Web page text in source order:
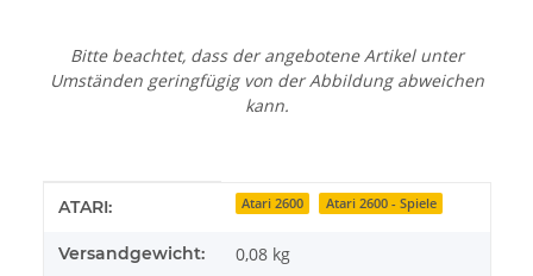
Bitte beachtet, dass der angebotene Artikel unter
Umständen geringfügig von der Abbildung abweichen
kann.
Produkteigenschaft
Wert
ATARI: Atari 2600 Atari 2600 - Spiele
Versandgewicht: 0,08 kg